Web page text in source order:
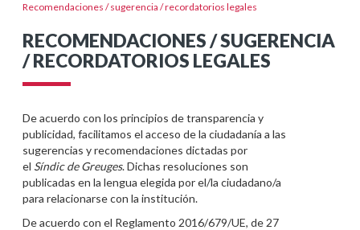
Recomendaciones / sugerencia / recordatorios legales
RECOMENDACIONES / SUGERENCIA
/ RECORDATORIOS LEGALES
De acuerdo con los principios de transparencia y
publicidad, facilitamos el acceso de la ciudadanía a las
sugerencias y recomendaciones dictadas por
el Síndic de Greuges. Dichas resoluciones son
publicadas en la lengua elegida por el/la ciudadano/a
para relacionarse con la institución.
De acuerdo con el Reglamento 2016/679/UE, de 27